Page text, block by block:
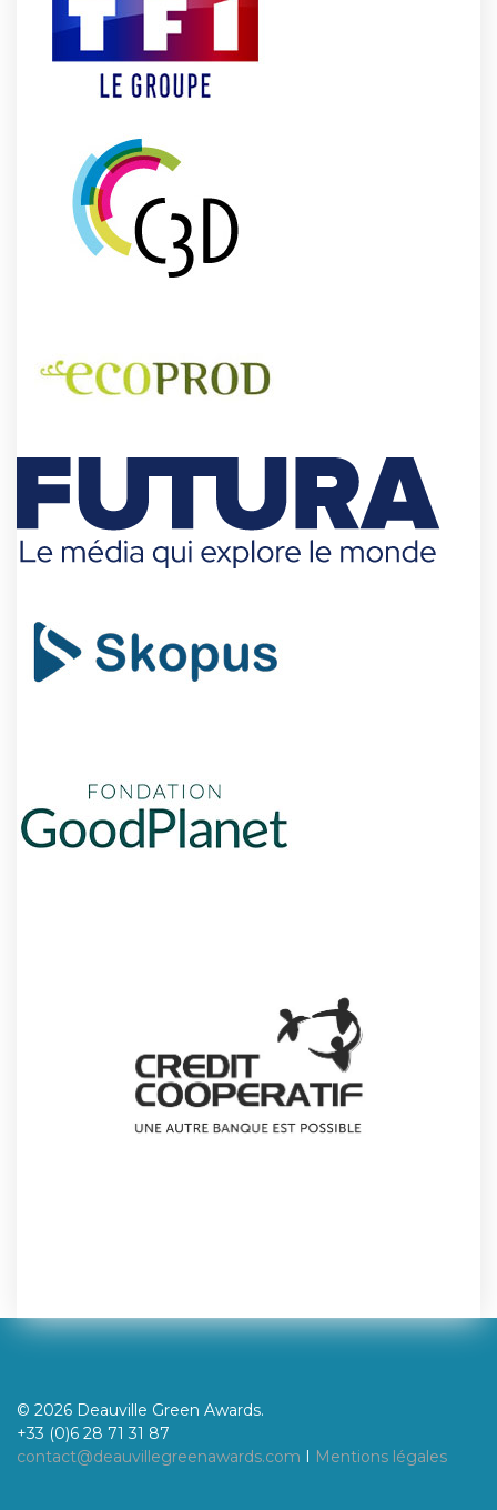
© 2026 Deauville Green Awards.
+33 (0)6 28 71 31 87
contact@deauvillegreenawards.com
Mentions légales